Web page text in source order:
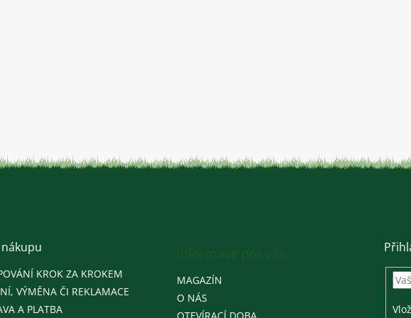
KROK ZA KROKEM
VÝMĚNA ČI REKLAMACE
A PLATBA
MAGAZÍN
O NÁS